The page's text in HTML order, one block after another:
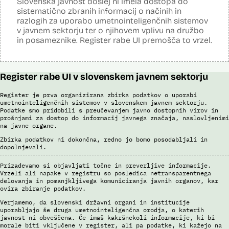
Sistem za avtomatizirano identifikacijo prstnih odtisov), ki temelji na
uporabi algoritmov za izdelavo in iskanje biometričnih razpoznavnih
znakov, je omogočena primerjava in iskanje prstnih odtisov.
Viri:
Brošura 60 let informacijsko telekomunikacijskega sistema policije
sistematično zbranih informacij o načinih in
razlogih za uporabo umetnointeligenčnih sistemov
v javnem sektorju ter o njihovem vplivu na družbo
in posameznike. Register rabe UI premošča to vrzel.
Register rabe UI v slovenskem javnem sektorju
Register je prva organizirana zbirka podatkov o uporabi
umetnointeligenčnih sistemov v slovenskem javnem sektorju.
Podatke smo pridobili s preučevanjem javno dostopnih virov in
prošnjami za dostop do informacij javnega značaja, naslovljenimi
na javne organe.
Zbirka podatkov ni dokončna, redno jo bomo posodabljali in
dopolnjevali.
Prizadevamo si objavljati točne in preverljive informacije.
Vrzeli ali napake v registru so posledica netransparentnega
delovanja in pomanjkljivega komuniciranja javnih organov, kar
ovira zbiranje podatkov.
Verjamemo, da slovenski državni organi in institucije
uporabljajo še druga umetnointeligenčna orodja, o katerih
javnost ni obveščena. Če imaš kakršnekoli informacije, ki bi
morale biti vključene v register, ali pa podatke, ki kažejo na